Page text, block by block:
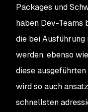
Packages und
haben Dev-Teams
die bei
werden, ebenso
diese
wird so auch
schnellsten